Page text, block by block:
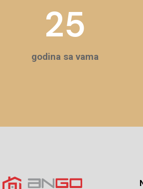
25
godina sa vama